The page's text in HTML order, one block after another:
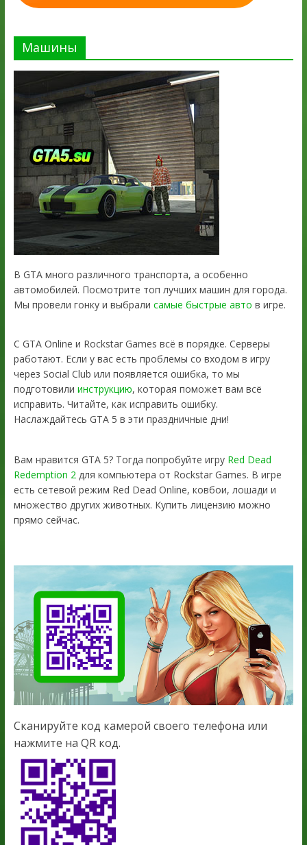
Машины
В GTA много различного транспорта, а особенно
автомобилей. Посмотрите топ лучших машин для города.
Мы провели гонку и выбрали самые быстрые авто в игре.
С GTA Online и Rockstar Games всё в порядке. Серверы
работают. Если у вас есть проблемы со входом в игру
через Social Club или появляется ошибка, то мы
подготовили инструкцию, которая поможет вам всё
исправить. Читайте, как исправить ошибку.
Наслаждайтесь GTA 5 в эти праздничные дни!
Вам нравится GTA 5? Тогда попробуйте игру Red Dead
Redemption 2для компьютера от Rockstar Games. В игре
есть сетевой режим Red Dead Online, ковбои, лошади и
множество других животных. Купить лицензию можно
прямо сейчас.
Сканируйте код камерой своего телефона или
нажмите на QR код.